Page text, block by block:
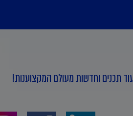
תכנים וחדשות מעולם המקצוענות!